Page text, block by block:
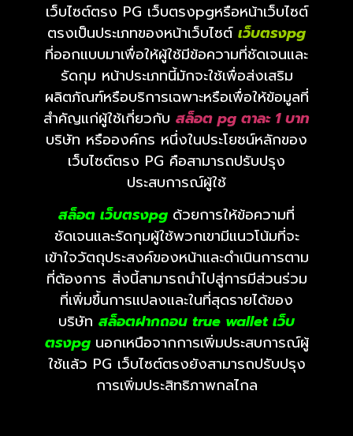
เว็บไซต์ตรง PG เว็บตรงpgหรือหน้าเว็บไซต์
ตรงเป็นประเภทของหน้าเว็บไซต์ เว็บตรงpg
ที่ออกแบบมาเพื่อให้ผู้ใช้มีข้อความที่ชัดเจนและ
รัดกุม หน้าประเภทนี้มักจะใช้เพื่อส่งเสริม
ผลิตภัณฑ์หรือบริการเฉพาะหรือเพื่อให้ข้อมูลที่
สำคัญแก่ผู้ใช้เกี่ยวกับ สล็อต pg ตาละ 1 บาท
บริษัท หรือองค์กร หนึ่งในประโยชน์หลักของ
เว็บไซต์ตรง PG คือสามารถปรับปรุง
ประสบการณ์ผู้ใช้
สล็อต เว็บตรงpg ด้วยการให้ข้อความที่
ชัดเจนและรัดกุมผู้ใช้พวกเขามีแนวโน้มที่จะ
เข้าใจวัตถุประสงค์ของหน้าและดำเนินการตาม
ที่ต้องการ สิ่งนี้สามารถนำไปสู่การมีส่วนร่วม
ที่เพิ่มขึ้นการแปลงและในที่สุดรายได้ของ
บริษัท สล็อตฝากถอน true walletเว็บ
ตรงpg นอกเหนือจากการเพิ่มประสบการณ์ผู้
ใช้แล้ว PG เว็บไซต์ตรงยังสามารถปรับปรุง
การเพิ่มประสิทธิภาพกลไกล